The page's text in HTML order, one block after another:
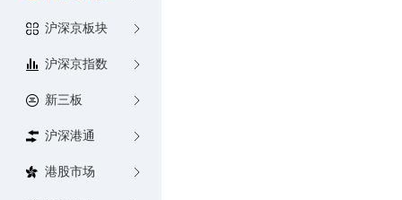
沪深京板块
沪深京指数
新三板
沪深港通
港股市场